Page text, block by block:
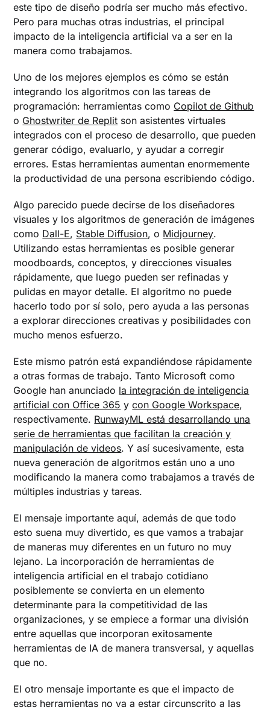
este tipo de diseño podría ser mucho más efectivo.
Pero para muchas otras industrias, el principal
impacto de la inteligencia artificial va a ser en la
manera como trabajamos.
Uno de los mejores ejemplos es cómo se están
integrando los algoritmos con las tareas de
programación: herramientas como Copilot de Github
o Ghostwriter de Replit son asistentes virtuales
integrados con el proceso de desarrollo, que pueden
generar código, evaluarlo, y ayudar a corregir
errores. Estas herramientas aumentan enormemente
la productividad de una persona escribiendo código.
Algo parecido puede decirse de los diseñadores
visuales y los algoritmos de generación de imágenes
como Dall-E, Stable Diffusion, o Midjourney.
Utilizando estas herramientas es posible generar
moodboards, conceptos, y direcciones visuales
rápidamente, que luego pueden ser refinadas y
pulidas en mayor detalle. El algoritmo no puede
hacerlo todo por sí solo, pero ayuda a las personas
a explorar direcciones creativas y posibilidades con
mucho menos esfuerzo.
Este mismo patrón está expandiéndose rápidamente
a otras formas de trabajo. Tanto Microsoft como
Google han anunciado la integración de inteligencia
artificial con Office 365 ycon Google Workspace,
respectivamente. RunwayML está desarrollando una
serie de herramientas que facilitan la creación y
manipulación de videos. Y así sucesivamente, esta
nueva generación de algoritmos están uno a uno
modificando la manera como trabajamos a través de
múltiples industrias y tareas.
El mensaje importante aquí, además de que todo
esto suena muy divertido, es que vamos a trabajar
de maneras muy diferentes en un futuro no muy
lejano. La incorporación de herramientas de
inteligencia artificial en el trabajo cotidiano
posiblemente se convierta en un elemento
determinante para la competitividad de las
organizaciones, y se empiece a formar una división
entre aquellas que incorporan exitosamente
herramientas de IA de manera transversal, y aquellas
que no.
El otro mensaje importante es que el impacto de
estas herramientas no va a estar circunscrito a las